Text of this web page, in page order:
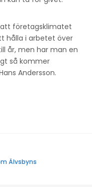
företagsklimatet
hålla i arbetet över
år, men har man en
så kommer
Andersson.
Älvsbyns